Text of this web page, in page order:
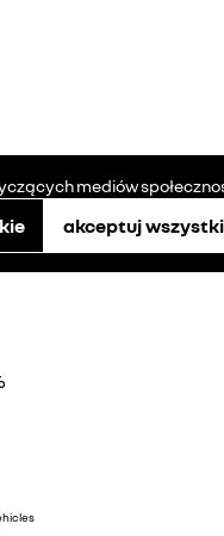
mediów
akceptuj